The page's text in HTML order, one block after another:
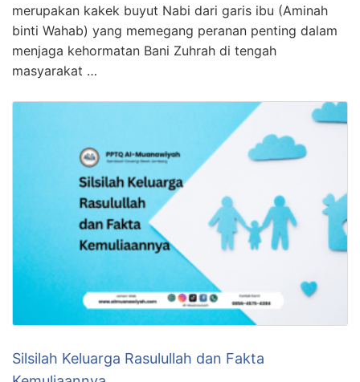
merupakan kakek buyut Nabi dari garis ibu (Aminah
binti Wahab) yang memegang peranan penting dalam
menjaga kehormatan Bani Zuhrah di tengah
masyarakat …
Silsilah Keluarga Rasulullah dan Fakta